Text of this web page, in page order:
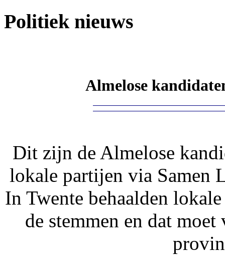
Politiek nieuws
Almelose
Dit zijn de Almelose
lokale partijen via Samen
In Twente behaalden
de stemmen en dat